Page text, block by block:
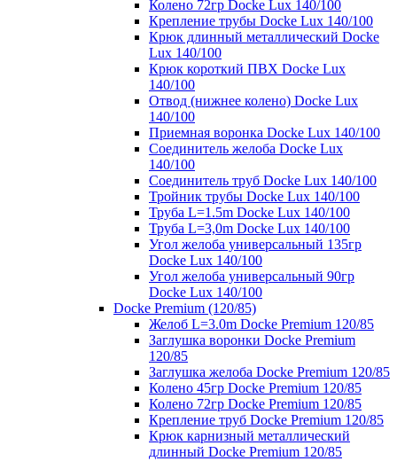
Колено 72гр Docke Lux 140/100
Крепление трубы Docke Lux 140/100
Крюк длинный металлический Docke
Lux 140/100
Крюк короткий ПВХ Docke Lux
140/100
Отвод (нижнее колено) Docke Lux
140/100
Приемная воронка Docke Lux 140/100
Соединитель желоба Docke Lux
140/100
Соединитель труб Docke Lux 140/100
Тройник трубы Docke Lux 140/100
Труба L=1.5m Docke Lux 140/100
Труба L=3,0m Docke Lux 140/100
Угол желоба универсальный 135гр
Docke Lux 140/100
Угол желоба универсальный 90гр
Docke Lux 140/100
Docke Premium (120/85)
Желоб L=3.0m Docke Premium 120/85
Заглушка воронки Docke Premium
120/85
Заглушка желоба Docke Premium 120/85
Колено 45гр Docke Premium 120/85
Колено 72гр Docke Premium 120/85
Крепление труб Docke Premium 120/85
Крюк карнизный металлический
длинный Docke Premium 120/85